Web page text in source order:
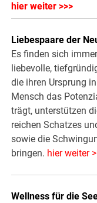
hier weiter >>>
Liebespaare der
Es finden sich
liebevolle,
die ihren Ursprung
Mensch das
trägt, unterstützen
reichen Schatzes
sowie die
bringen. hier weiter
Wellness für die